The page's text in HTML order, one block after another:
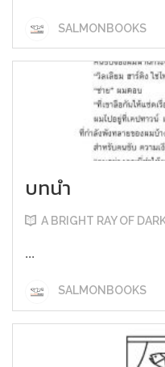
SALMONBOOKS
บทนำ
A BRIGHT RAY OF
...
SALMONBOOKS